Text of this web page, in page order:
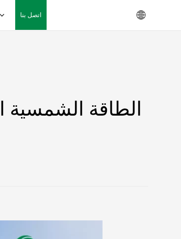
اتصل بنا
الطاقة الشمسية